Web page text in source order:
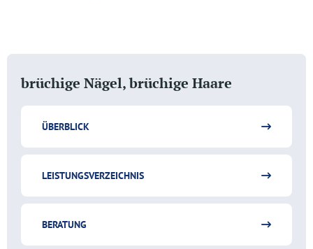
brüchige Nägel, brüchige Haare
ÜBERBLICK
LEISTUNGSVERZEICHNIS
BERATUNG